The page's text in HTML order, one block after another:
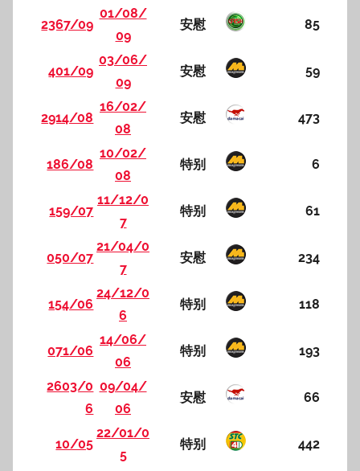
2367/09
01/08/
09
安慰 85
401/09
03/06/
09
安慰 59
2914/08
16/02/
08
安慰 473
186/08
10/02/
08
特别 6
159/07
11/12/0
7
特别 61
050/07
21/04/0
7
安慰 234
154/06
24/12/0
6
特别 118
071/06
14/06/
06
特别 193
2603/0
6
09/04/
06
安慰 66
10/05
22/01/0
5
特别 442